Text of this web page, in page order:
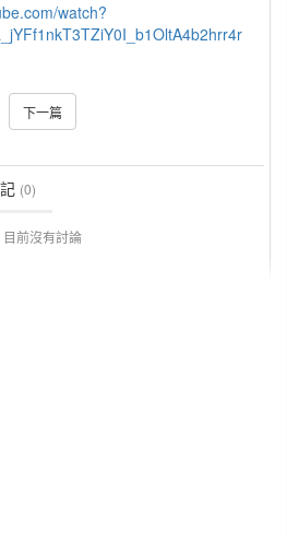
watch?
下一篇
(0)
目前沒有討論